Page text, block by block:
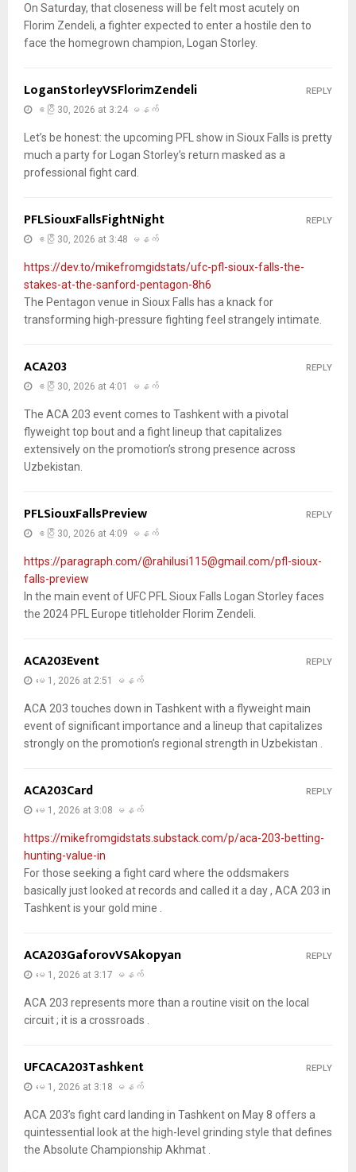
On Saturday, that closeness will be felt most acutely on
Florim Zendeli, a fighter expected to enter a hostile den to
face the homegrown champion, Logan Storley.
LoganStorleyVSFlorimZendeli
ဧပြီ 30, 2026 at 3:24 မနက်
Let’s be honest: the upcoming PFL show in Sioux Falls is pretty
much a party for Logan Storley’s return masked as a
professional fight card.
REPLY
PFLSiouxFallsFightNight
ဧပြီ 30, 2026 at 3:48 မနက်
https://dev.to/mikefromgidstats/ufc-pfl-sioux-falls-the-
stakes-at-the-sanford-pentagon-8h6
The Pentagon venue in Sioux Falls has a knack for
transforming high-pressure fighting feel strangely intimate.
REPLY
ACA203
ဧပြီ 30, 2026 at 4:01 မနက်
The ACA 203 event comes to Tashkent with a pivotal
flyweight top bout and a fight lineup that capitalizes
extensively on the promotion’s strong presence across
Uzbekistan.
REPLY
PFLSiouxFallsPreview
ဧပြီ 30, 2026 at 4:09 မနက်
https://paragraph.com/@rahilusi115@gmail.com/pfl-sioux-
falls-preview
In the main event of UFC PFL Sioux Falls Logan Storley faces
the 2024 PFL Europe titleholder Florim Zendeli.
REPLY
ACA203Event
မေ 1, 2026 at 2:51 မနက်
ACA 203 touches down in Tashkent with a flyweight main
event of significant importance and a lineup that capitalizes
strongly on the promotion’s regional strength in Uzbekistan .
REPLY
ACA203Card
မေ 1, 2026 at 3:08 မနက်
https://mikefromgidstats.substack.com/p/aca-203-betting-
hunting-value-in
For those seeking a fight card where the oddsmakers
basically just looked at records and called it a day , ACA 203 in
Tashkent is your gold mine .
REPLY
ACA203GaforovVSAkopyan
မေ 1, 2026 at 3:17 မနက်
ACA 203 represents more than a routine visit on the local
circuit ; it is a crossroads .
REPLY
UFCACA203Tashkent
မေ 1, 2026 at 3:18 မနက်
ACA 203’s fight card landing in Tashkent on May 8 offers a
quintessential look at the high-level grinding style that defines
the Absolute Championship Akhmat .
REPLY